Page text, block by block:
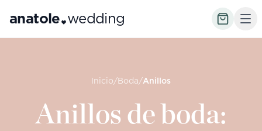
anatole wedding
Inicio/Boda/Anillos
Anillos de boda: